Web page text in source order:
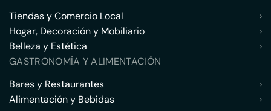
Tiendas y Comercio Local
›
Hogar, Decoración y Mobiliario
›
Belleza y Estética
›
GASTRONOMÍA Y ALIMENTACIÓN
Bares y Restaurantes
›
Alimentación y Bebidas
›